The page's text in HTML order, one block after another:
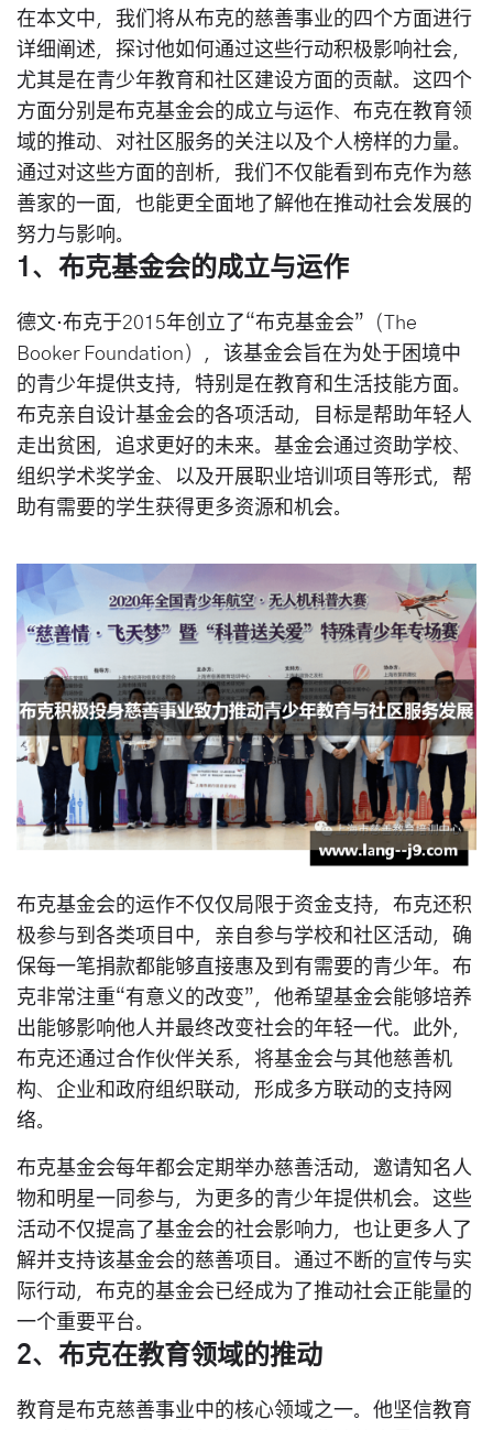
在本文中，我们将从布克的慈善事业的四个方面进行
详细阐述，探讨他如何通过这些行动积极影响社会，
尤其是在青少年教育和社区建设方面的贡献。这四个
方面分别是布克基金会的成立与运作、布克在教育领
域的推动、对社区服务的关注以及个人榜样的力量。
通过对这些方面的剖析，我们不仅能看到布克作为慈
善家的一面，也能更全面地了解他在推动社会发展的
努力与影响。
1、布克基金会的成立与运作
德文·布克于2015年创立了“布克基金会”（The
Booker Foundation），该基金会旨在为处于困境中
的青少年提供支持，特别是在教育和生活技能方面。
布克亲自设计基金会的各项活动，目标是帮助年轻人
走出贫困，追求更好的未来。基金会通过资助学校、
组织学术奖学金、以及开展职业培训项目等形式，帮
助有需要的学生获得更多资源和机会。
布克基金会的运作不仅仅局限于资金支持，布克还积
极参与到各类项目中，亲自参与学校和社区活动，确
保每一笔捐款都能够直接惠及到有需要的青少年。布
克非常注重“有意义的改变”，他希望基金会能够培养
出能够影响他人并最终改变社会的年轻一代。此外，
布克还通过合作伙伴关系，将基金会与其他慈善机
构、企业和政府组织联动，形成多方联动的支持网
络。
布克基金会每年都会定期举办慈善活动，邀请知名人
物和明星一同参与，为更多的青少年提供机会。这些
活动不仅提高了基金会的社会影响力，也让更多人了
解并支持该基金会的慈善项目。通过不断的宣传与实
际行动，布克的基金会已经成为了推动社会正能量的
一个重要平台。
2、布克在教育领域的推动
教育是布克慈善事业中的核心领域之一。他坚信教育